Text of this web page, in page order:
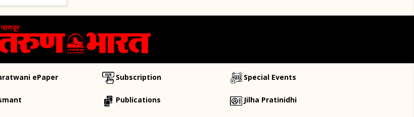
ePaper Subscription
Publications
Special Events
Jilha Pratinidhi